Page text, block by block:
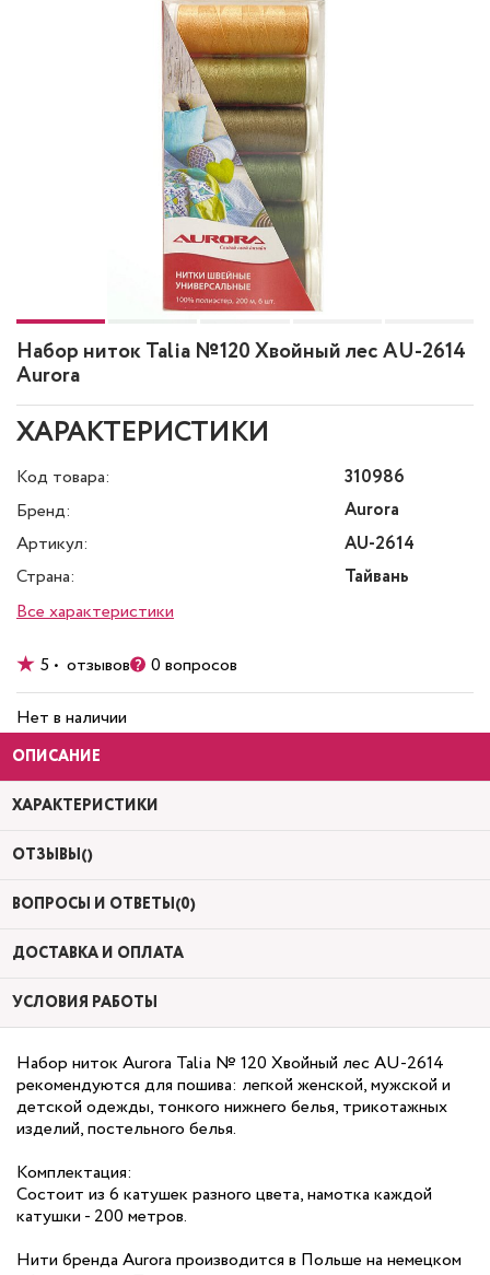
Набор ниток Talia №120 Хвойный лес AU-2614
Aurora
ХАРАКТЕРИСТИКИ
Код товара:
310986
Бренд:
Aurora
Артикул:
AU-2614
Страна:
Тайвань
Все характеристики
5 • отзывов 0 вопросов
Нет в наличии
ОПИСАНИЕ
ХАРАКТЕРИСТИКИ
ОТЗЫВЫ()
ВОПРОСЫ И ОТВЕТЫ(0)
ДОСТАВКА И ОПЛАТА
УСЛОВИЯ РАБОТЫ
Набор ниток Aurora Talia № 120 Хвойный лес AU-2614
рекомендуются для пошива: легкой женской, мужской и
детской одежды, тонкого нижнего белья, трикотажных
изделий, постельного белья.
Комплектация:
Состоит из 6 катушек разного цвета, намотка каждой
катушки - 200 метров.
Нити бренда Aurora производится в Польше на немецком